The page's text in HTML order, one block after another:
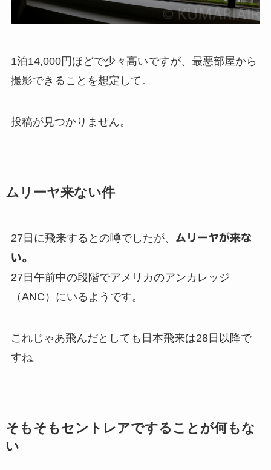
1泊14,000円ほどで少々高いですが、最悪部屋から
撮影できることを想定して。
投稿が見つかりません。
ムリーヤ来ない件
27日に飛来するとの噂でしたが、
ムリーヤが来な
い。
27日午前中の段階でアメリカのアンカレッジ
（ANC）にいるようです。
これじゃあ飛んだとしても日本飛来は28日以降で
すね。
そもそもセントレアですることが何もな
い